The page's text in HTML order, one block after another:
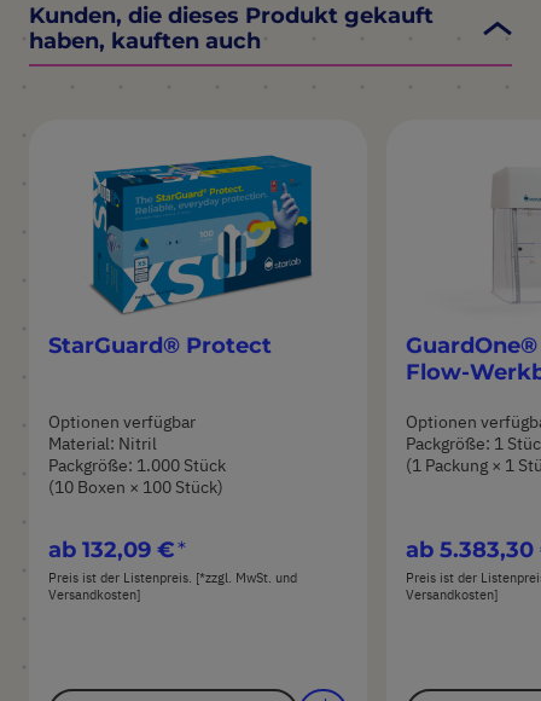
Kunden, die dieses Produkt gekauft
haben, kauften auch
StarGuard® Protect
Optionen verfügbar
Material: Nitril
Packgröße: 1.000 Stück
(10 Boxen × 100 Stück)
ab 132,09 €
Preis ist der Listenpreis. [*zzgl. MwSt. und
Versandkosten]
Flow-
Optionen
Packgröße: 1
(1 Packung × 1
ab
Preis ist der
Versandkosten]